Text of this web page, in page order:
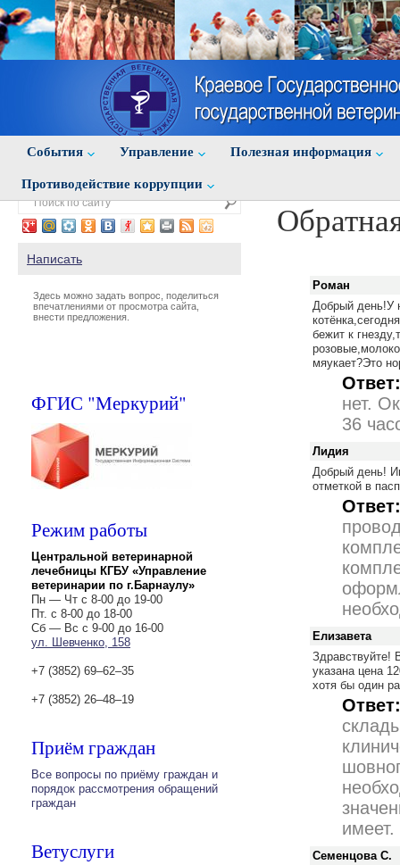
События Управление Полезная информация
Противодействие коррупции
Написать
Здесь можно задать вопрос, поделиться
впечатлениями от просмотра сайта,
внести предложения.
ФГИС "Меркурий"
Режим работы
Центральной ветеринарной
лечебницы КГБУ «Управление
ветеринарии по г.Барнаулу»
Пн — Чт с 8-00 до 19-00
Пт. с 8-00 до 18-00
Сб — Вс с 9-00 до 16-00
ул. Шевченко, 158
+7 (3852) 69‒62‒35
+7 (3852) 26‒48‒19
Приём граждан
Все вопросы по приёму граждан и
порядок рассмотрения обращений
граждан
Ветуслуги
Роман
Добрый день!У
бежит к
мяукает?Это
Ответ:
нет.
36
Лидия
Добрый день!
отметкой в
Ответ:
Елизавета
Здравствуйте!
указана цена
хотя бы один
Ответ:
имеет.
Семенцова С.